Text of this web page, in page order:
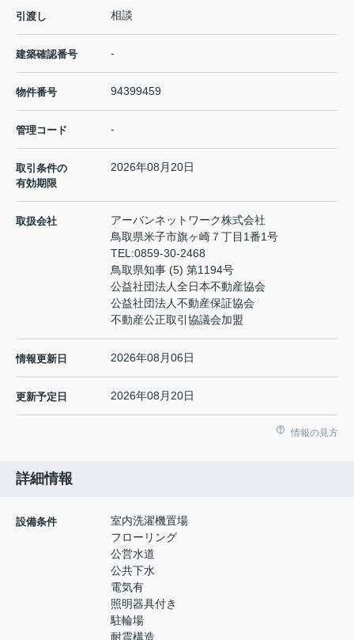
引渡し 相談
建築確認番号 -
物件番号 94399459
管理コード -
取引条件の
有効期限
2026年08月20日
取扱会社
アーバンネットワーク株式会社
鳥取県米子市旗ヶ崎７丁目1番1号
TEL:0859-30-2468
鳥取県知事 (5) 第1194号
公益社団法人全日本不動産協会
公益社団法人不動産保証協会
不動産公正取引協議会加盟
情報更新日 2026年08月06日
更新予定日 2026年08月20日
情報の見方
詳細情報
設備条件
室内洗濯機置場
フローリング
公営水道
公共下水
電気有
照明器具付き
駐輪場
耐震構造